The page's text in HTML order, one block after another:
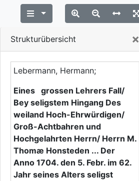
Strukturübersicht ×
Lebermann, Hermann;
Eines grossen Lehrers Fall/
Bey seligstem Hingang Des
weiland Hoch-Ehrwürdigen/
Groß-Achtbahren und
Hochgelahrten Herrn/ Herrn M.
Thomæ Honsteden ... Der
Anno 1704. den 5. Febr. im 62.
Jahr seines Alters seligst